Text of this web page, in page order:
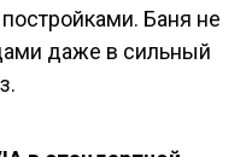
Баня не
даже в сильный